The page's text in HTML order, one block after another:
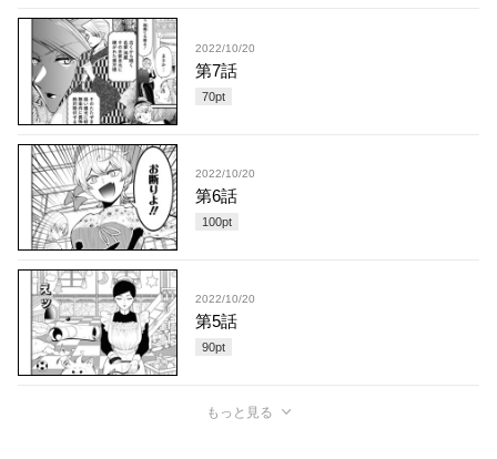
2022/10/20
第7話
70pt
2022/10/20
第6話
100pt
2022/10/20
第5話
90pt
もっと見る